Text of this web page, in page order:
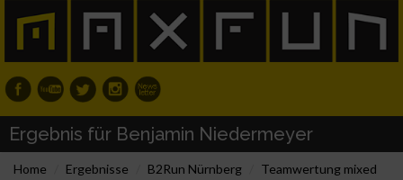
Ergebnis für Benjamin Niedermeyer
Home Ergebnisse B2Run Nürnberg
Teamwertung mixed